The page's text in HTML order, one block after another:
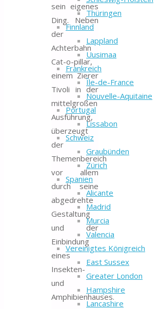
Thüringen
Finnland
Lappland
Uusimaa
Frankreich
Île-de-France
Nouvelle-Aquitaine
Portugal
Lissabon
Schweiz
Graubünden
Zürich
Spanien
Alicante
Madrid
Murcia
Valencia
Vereinigtes Königreich
East Sussex
Greater London
Hampshire
Lancashire
sein eigenes
Ding. Neben
der
Achterbahn
Cat-o-pillar,
einem Zierer
Tivoli in der
mittelgroßen
Ausführung,
überzeugt
der
Themenbereich
vor allem
durch seine
abgedrehte
Gestaltung
und der
Einbindung
eines
Insekten-
und
Amphibienhauses.